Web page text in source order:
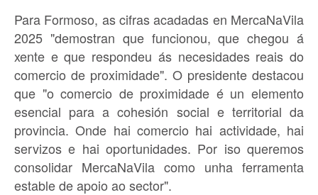
Para Formoso, as cifras acadadas en MercaNaVila
2025 "demostran que funcionou, que chegou á
xente e que respondeu ás necesidades reais do
comercio de proximidade". O presidente destacou
que "o comercio de proximidade é un elemento
esencial para a cohesión social e territorial da
provincia. Onde hai comercio hai actividade, hai
servizos e hai oportunidades. Por iso queremos
consolidar MercaNaVila como unha ferramenta
estable de apoio ao sector".